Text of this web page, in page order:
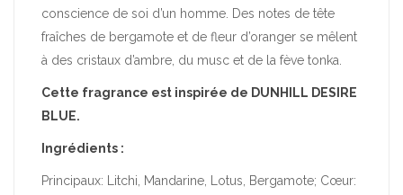
conscience de soi d’un homme. Des notes de tête
fraîches de bergamote et de fleur d’oranger se mêlent
à des cristaux d’ambre, du musc et de la fève tonka.
Cette fragrance est inspirée de DUNHILL DESIRE
BLUE.
Ingrédients :
Principaux: Litchi, Mandarine, Lotus, Bergamote; Cœur: